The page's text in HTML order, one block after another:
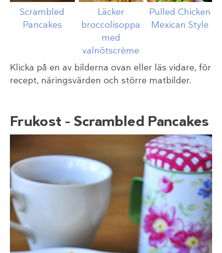
Scrambled
Pancakes
Läcker
broccolisoppa
med
valnötscrème
Pulled Chicken
Mexican Style
Klicka på en av bilderna ovan eller läs vidare, för
recept, näringsvärden och större matbilder.
Frukost – Scrambled Pancakes